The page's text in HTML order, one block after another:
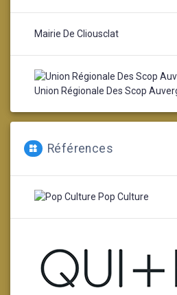
Mairie De Cliousclat
Union Régionale Des Scop
Références
Pop Culture